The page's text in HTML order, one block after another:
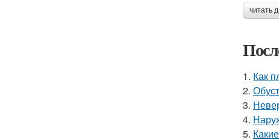
читать
1. Как
2.
3.
4.
5.